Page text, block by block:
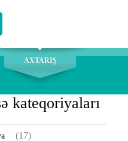
AXTARIŞ
kateqoriyaları
(17)